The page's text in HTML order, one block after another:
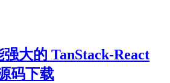
大的 TanStack-React
码下载